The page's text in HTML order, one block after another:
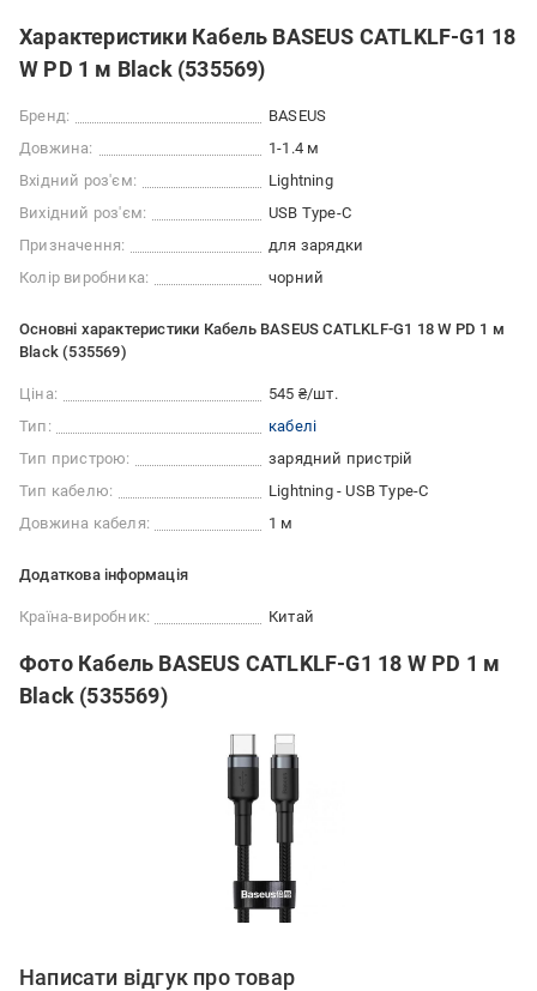
Характеристики Кабель BASEUS CATLKLF-G1 18
W PD 1 м Black (535569)
Бренд:
BASEUS
Довжина:
1-1.4 м
Вхідний роз'єм:
Lightning
Вихідний роз'єм:
USB Type-C
Призначення:
для зарядки
Колір виробника:
чорний
Основні характеристики Кабель BASEUS CATLKLF-G1 18 W PD 1 м
Black (535569)
Ціна:
545 ₴/шт.
Тип:
кабелі
Тип пристрою:
зарядний пристрій
Тип кабелю:
Lightning - USB Type-C
Довжина кабеля:
1 м
Додаткова інформація
Країна-виробник: Китай
Фото Кабель BASEUS CATLKLF-G1 18 W PD 1 м
Black (535569)
Написати відгук про товар